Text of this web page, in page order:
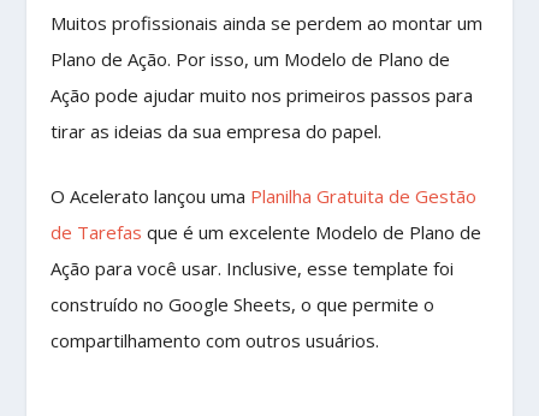
Muitos profissionais ainda se perdem ao montar um
Plano de Ação. Por isso, um Modelo de Plano de
Ação pode ajudar muito nos primeiros passos para
tirar as ideias da sua empresa do papel.
O Acelerato lançou uma Planilha Gratuita de Gestão
de Tarefas que é um excelente Modelo de Plano de
Ação para você usar. Inclusive, esse template foi
construído no Google Sheets, o que permite o
compartilhamento com outros usuários.